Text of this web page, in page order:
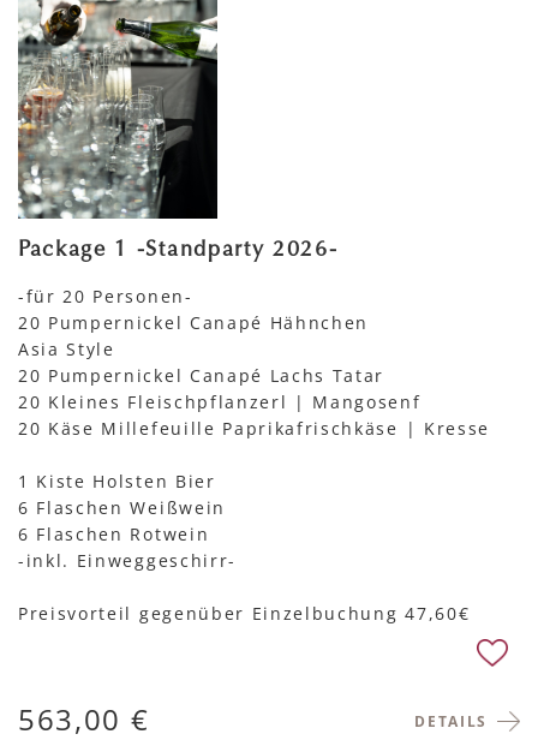
Package 1 -Standparty 2026-
-für 20 Personen-
20 Pumpernickel Canapé Hähnchen
Asia Style
20 Pumpernickel Canapé Lachs Tatar
20 Kleines Fleischpflanzerl | Mangosenf
20 Käse Millefeuille Paprikafrischkäse | Kresse
1 Kiste Holsten Bier
6 Flaschen Weißwein
6 Flaschen Rotwein
-inkl. Einweggeschirr-
Preisvorteil gegenüber Einzelbuchung 47,60€
DETAILS
563,00 €